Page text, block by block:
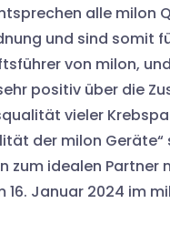
alle milon
und sind somit
von milon,
positiv über die
vieler
der milon
zum idealen Partner
Januar 2024 im